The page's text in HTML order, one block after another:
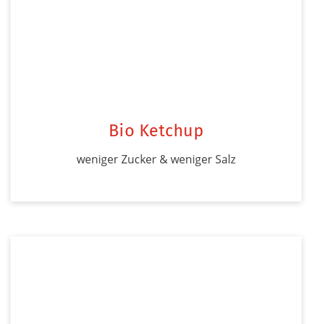
Bio Ketchup
weniger Zucker & weniger Salz